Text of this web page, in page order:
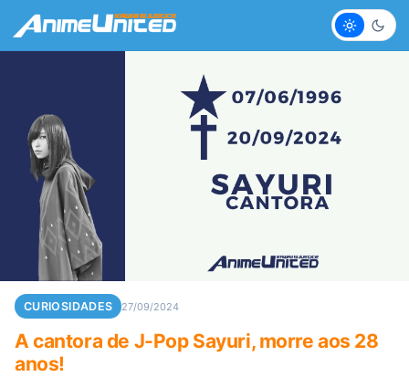
Claro
CURIOSIDADES 27/09/2024
A cantora de J-Pop Sayuri, morre aos 28
anos!